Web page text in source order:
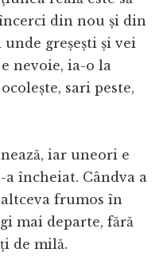
din nou și din
greșești și vei
nevoie, ia-o la
sari peste,
iar uneori e
încheiat. Cândva a
frumos în
mai departe, fără
de milă.